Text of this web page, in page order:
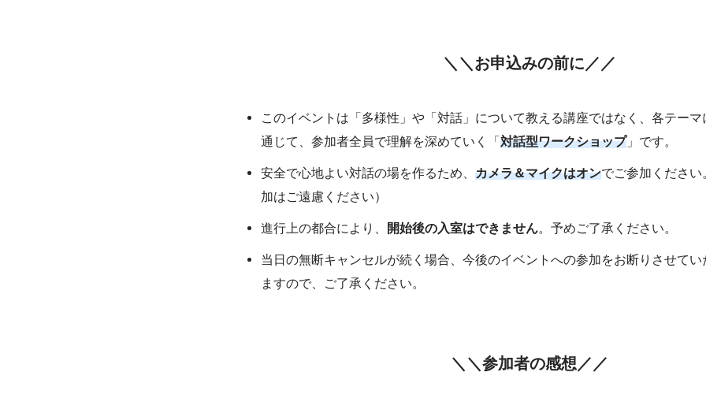
＼＼お申込みの前に／／
このイベントは「多様性」や「対話」について教える講座ではなく、各テー
通じて、参加者全員で理解を深めていく「対話型ワークショップ」です。
安全で心地よい対話の場を作るため、カメラ＆マイクはオンでご参加くださ
加はご遠慮ください）
進行上の都合により、 開始後の入室はできません。予めご了承ください。
当日の無断キャンセルが続く場合、今後のイベントへの参加をお断りさせてい
ますので、ご了承ください。
＼＼参加者の感想 ／／